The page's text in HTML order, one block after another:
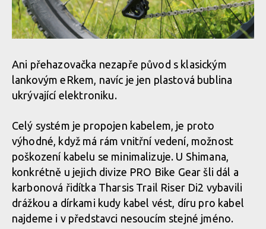
Ani přehazovačka nezapře původ s klasickým
lankovým eRkem, navíc je jen plastová bublina
ukrývající elektroniku.
Celý systém je propojen kabelem, je proto
výhodné, když má rám vnitřní vedení, možnost
poškození kabelu se minimalizuje. U Shimana,
konkrétně u jejich divize PRO Bike Gear šli dál a
karbonová řidítka Tharsis Trail Riser Di2 vybavili
drážkou a dírkami kudy kabel vést, díru pro kabel
najdeme i v představci nesoucím stejné jméno.